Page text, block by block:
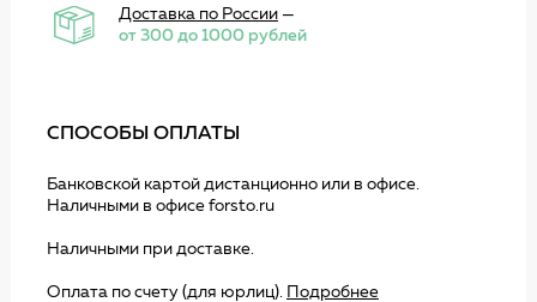
Доставка по России—
от 300 до 1000 рублей
СПОСОБЫ ОПЛАТЫ
Банковской картой дистанционно или в офисе.
Наличными в офисе forsto.ru
Наличными при доставке.
Оплата по счету (для юрлиц). Подробнее